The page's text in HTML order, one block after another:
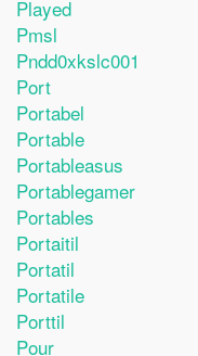
Played
Pmsl
Pndd0xkslc001
Port
Portabel
Portable
Portableasus
Portablegamer
Portables
Portaitil
Portatil
Portatile
Porttil
Pour